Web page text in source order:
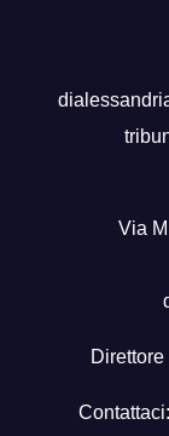
Via
Contattaci: